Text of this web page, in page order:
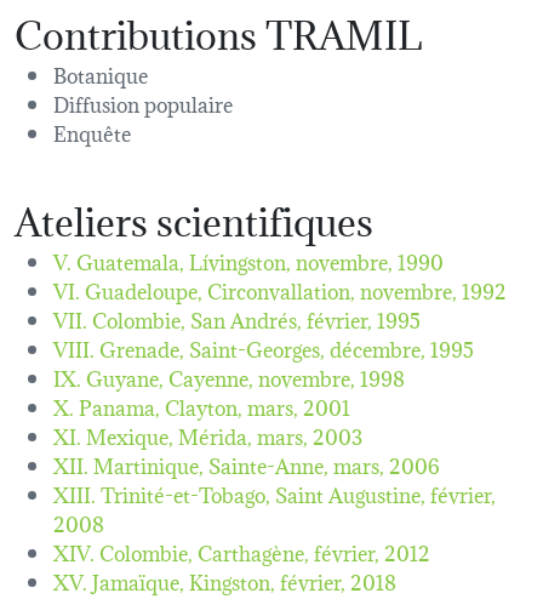
Contributions TRAMIL
Botanique
Diffusion populaire
Enquête
Ateliers scientifiques
V. Guatemala, Lívingston,novembre, 1990
VI. Guadeloupe, Circonvallation,novembre, 1992
VII. Colombie, San Andrés,février, 1995
VIII. Grenade, Saint-Georges,décembre, 1995
IX. Guyane, Cayenne,novembre, 1998
X. Panama, Clayton,mars, 2001
XI. Mexique, Mérida,mars, 2003
XII. Martinique, Sainte-Anne,mars, 2006
XIII. Trinité-et-Tobago, Saint Augustine,février,
2008
XIV. Colombie, Carthagène,février, 2012
XV. Jamaïque, Kingston,février, 2018